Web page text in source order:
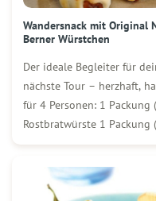
Wandersnack mit Original
Berner Würstchen
Der ideale Begleiter für
nächste Tour – herzhaft,
für 4 Personen: 1
Rostbratwürste 1